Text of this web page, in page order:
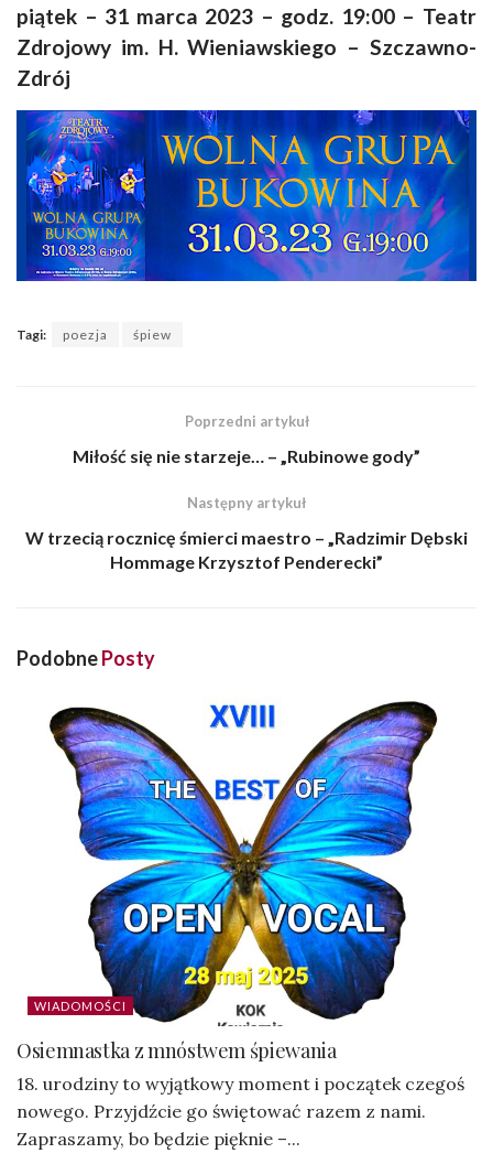
piątek – 31 marca 2023 – godz. 19:00 – Teatr
Zdrojowy im. H. Wieniawskiego – Szczawno-
Zdrój
Tagi: poezja śpiew
Poprzedni artykuł
Miłość się nie starzeje… – „Rubinowe gody”
Następny artykuł
W trzecią rocznicę śmierci maestro – „Radzimir Dębski
Hommage Krzysztof Penderecki”
PodobnePosty
WIADOMOŚCI
Osiemnastka z mnóstwem śpiewania
18. urodziny to wyjątkowy moment i początek czegoś
nowego. Przyjdźcie go świętować razem z nami.
Zapraszamy, bo będzie pięknie –...